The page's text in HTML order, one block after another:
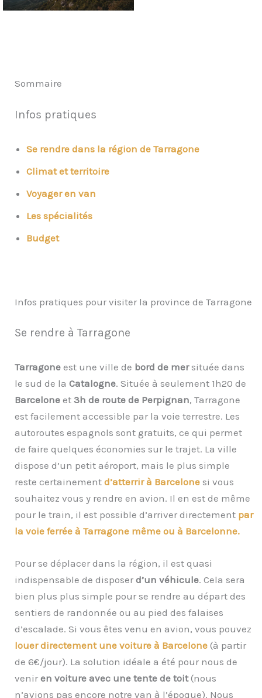
Sommaire
Infos pratiques
Se rendre dans la région de Tarragone
Climat et territoire
Voyager en van
Les spécialités
Budget
Infos pratiques pour visiter la province de Tarragone
Se rendre à Tarragone
Tarragone est une ville de bord de mersituée dans
le sud de la Catalogne. Située à seulement 1h20 de
Barcelone et 3h de route de Perpignan, Tarragone
est facilement accessible par la voie terrestre. Les
autoroutes espagnols sont gratuits, ce qui permet
de faire quelques économies sur le trajet. La ville
dispose d’un petit aéroport, mais le plus simple
reste certainement d’atterrir à Barcelone si vous
souhaitez vous y rendre en avion. Il en est de même
pour le train, il est possible d’arriver directement par
la voie ferrée à Tarragone même ou à Barcelonne.
Pour se déplacer dans la région, il est quasi
indispensable de disposer d’un véhicule. Cela sera
bien plus plus simple pour se rendre au départ des
sentiers de randonnée ou au pied des falaises
d’escalade. Si vous êtes venu en avion, vous pouvez
louer directement une voiture à Barcelone (à partir
de 6€/jour). La solution idéale a été pour nous de
venir en voiture avec une tente de toit(nous
n’avions pas encore notre van à l’époque). Nous